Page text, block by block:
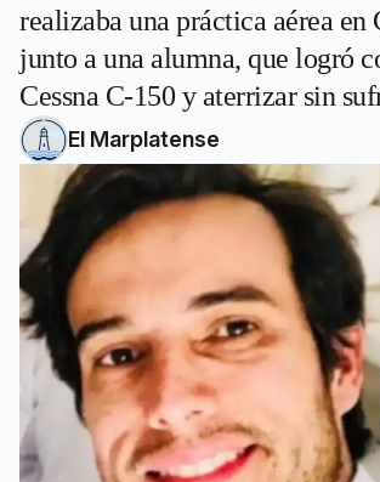
realizaba una práctica aérea en
junto a una alumna, que logró
Cessna C-150 y aterrizar sin
El Marplatense